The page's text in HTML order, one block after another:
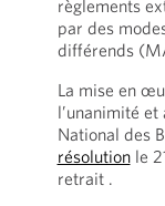
règlements
par des
différends
La mise en
l’unanimité
National des
résolutionle
retrait .